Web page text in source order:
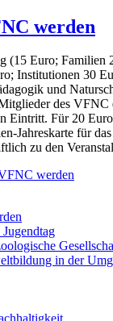
werden
(15 Euro; Familien
Institutionen 30
und
des VFNC
Eintritt. Für 20
Jahreskarte für
zu den
werden
in der